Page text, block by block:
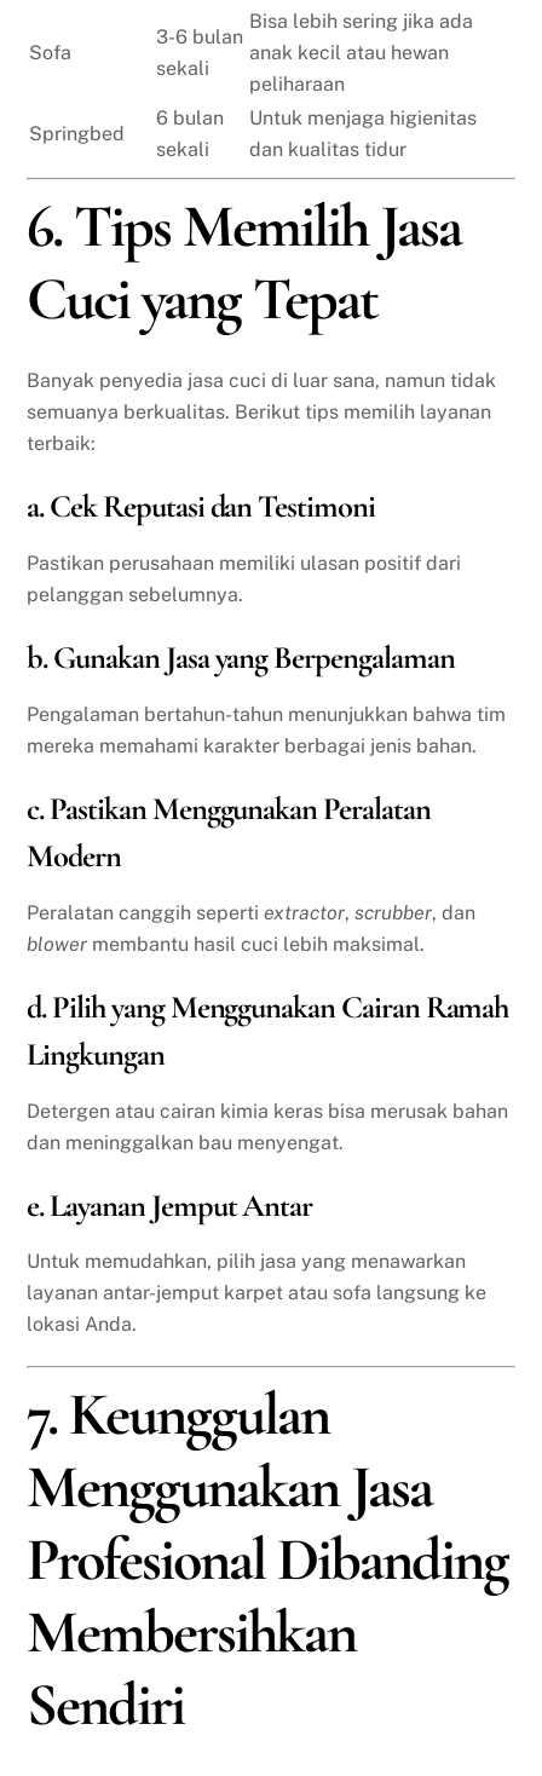
Sofa
3-6 bulan
sekali
Bisa lebih sering jika ada
anak kecil atau hewan
peliharaan
Springbed
6 bulan
sekali
Untuk menjaga higienitas
dan kualitas tidur
6. Tips Memilih Jasa
Cuci yang Tepat
Banyak penyedia jasa cuci di luar sana, namun tidak
semuanya berkualitas. Berikut tips memilih layanan
terbaik:
a. Cek Reputasi dan Testimoni
Pastikan perusahaan memiliki ulasan positif dari
pelanggan sebelumnya.
b. Gunakan Jasa yang Berpengalaman
Pengalaman bertahun-tahun menunjukkan bahwa tim
mereka memahami karakter berbagai jenis bahan.
c. Pastikan Menggunakan Peralatan
Modern
Peralatan canggih sepertiextractor,scrubber, dan
blower membantu hasil cuci lebih maksimal.
d. Pilih yang Menggunakan Cairan Ramah
Lingkungan
Detergen atau cairan kimia keras bisa merusak bahan
dan meninggalkan bau menyengat.
e. Layanan Jemput Antar
Untuk memudahkan, pilih jasa yang menawarkan
layanan antar-jemput karpet atau sofa langsung ke
lokasi Anda.
7. Keunggulan
Menggunakan Jasa
Profesional Dibanding
Membersihkan
Sendiri